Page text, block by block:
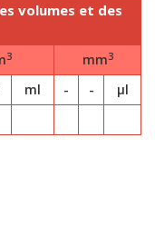
volumes et des
3 mm3
ml - - µl